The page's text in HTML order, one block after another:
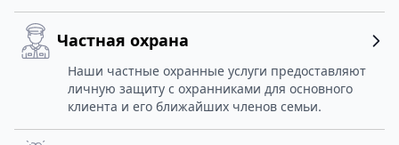
Частная охрана
Наши частные охранные услуги предоставляют
личную защиту с охранниками для основного
клиента и его ближайших членов семьи.